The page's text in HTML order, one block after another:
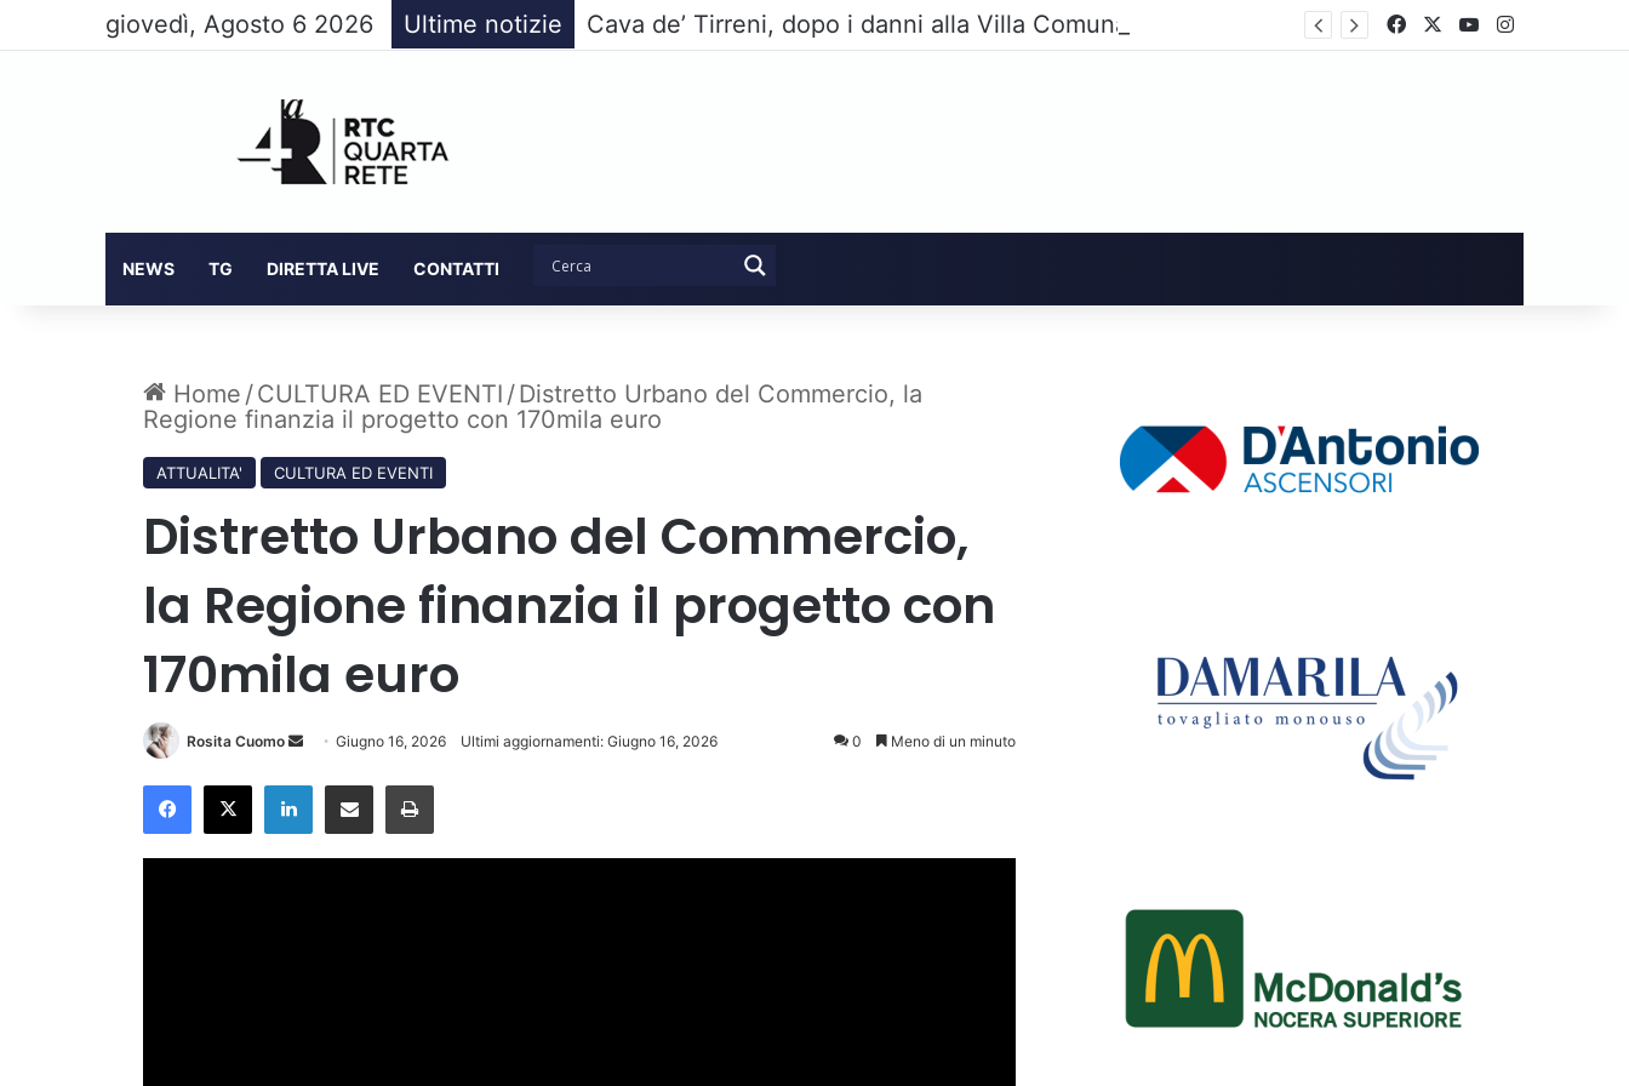
giovedì, Agosto 6 2026 Ultime notizie FacebookYou TubeInstagram
NEWS TG DIRETTA LIVE CONTATTI
Home /CULTURA ED EVENTI / Distretto Urbano del Commercio, la
Regione finanzia il progetto con 170mila euro
ATTUALITA' CULTURA ED EVENTI
Distretto Urbano del Commercio,
la Regione finanzia il progetto con
170mila euro
Rosita Cuomo
Invia Giugno 16, 2026 Ultimi aggiornamenti: Giugno 16, 2026 0 Meno di un minuto
Facebook
X LinkedIn
Condividi via EmailStampa